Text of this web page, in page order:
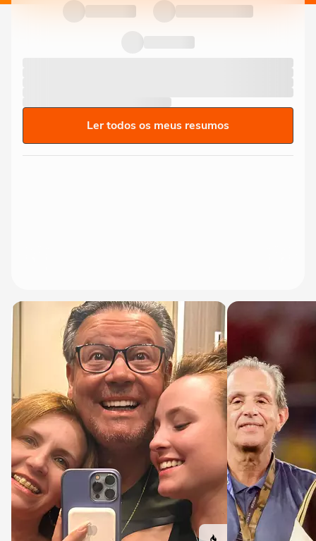
Ler todos os meus resumos